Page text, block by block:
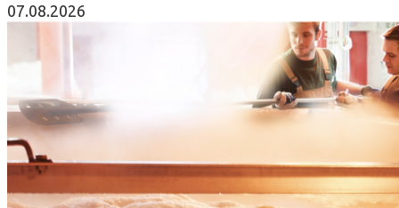
07.08.2026